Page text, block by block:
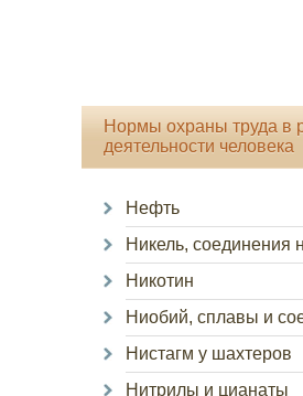
Нормы охраны труда в
деятельности человека
Нефть
Никель, соединения
Никотин
Ниобий, сплавы и
Нистагм у шахтеров
Нитрилы и цианаты